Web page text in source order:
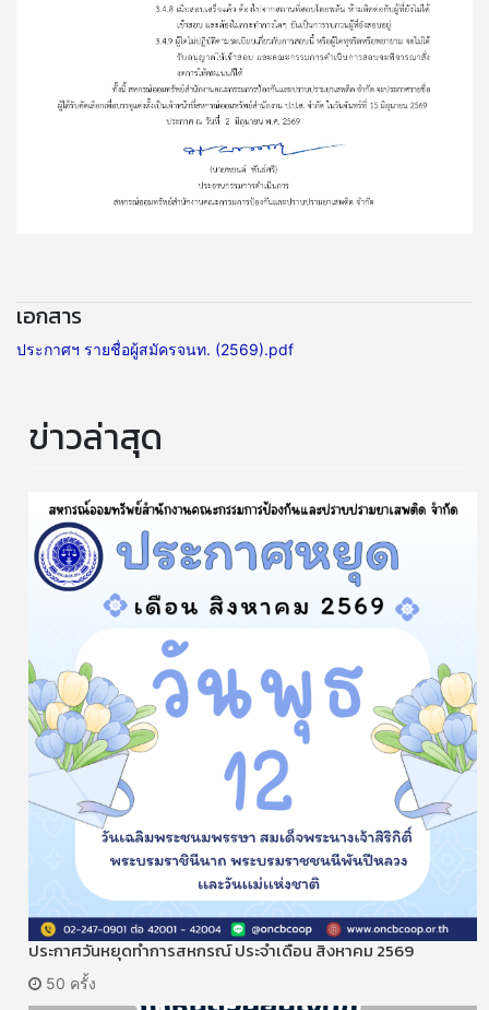
เอกสาร
ประกาศฯ รายชื่อผู้สมัครจนท. (2569).pdf
ข่าวล่าสุด
ประกาศวันหยุดทำการสหกรณ์ ประจำเดือน สิงหาคม 2569
50 ครั้ง